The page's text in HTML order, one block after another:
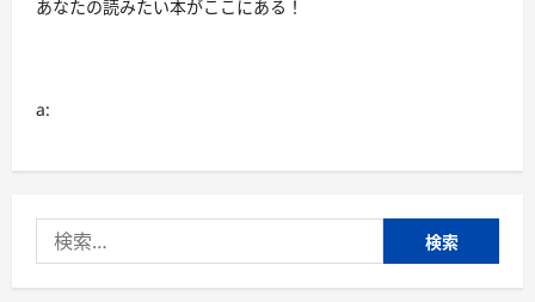
あなたの読みたい本がここにある！
a:
索: